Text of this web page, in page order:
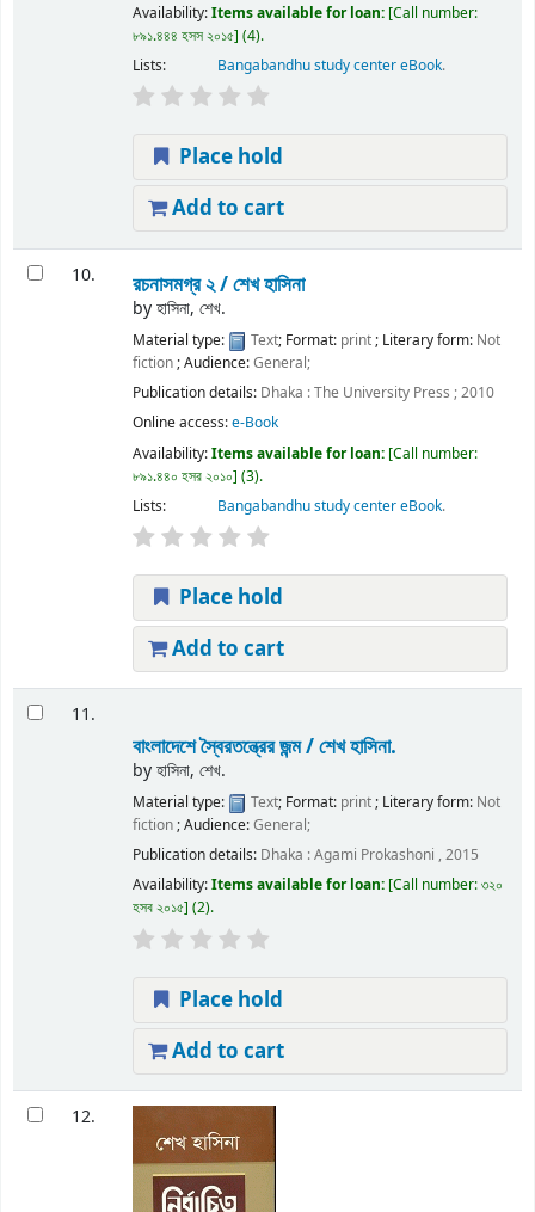
Availability:Items available for loan: Call number:
৮৯১.৪৪৪ হসস ২০১৫ (4).
Lists:
Bangabandhu study center eBook.
Place hold
Add to cart
10. রচনাসমগ্র ২ /শেখ হাসিনা
byহাসিনা, শেখ.
Material type: Text; Format: print; Literary form: Not
fiction; Audience:General;
Publication details: Dhaka :The University Press ;2010
Online access:e-Book
Availability:Items available for loan: Call number:
৮৯১.৪৪০ হসর ২০১০ (3).
Lists:
Bangabandhu study center eBook.
Place hold
Add to cart
11.
বাংলাদেশে স্বৈরতন্ত্রের জন্ম /শেখ হাসিনা.
byহাসিনা, শেখ.
Material type: Text; Format: print; Literary form: Not
fiction; Audience:General;
Publication details: Dhaka :Agami Prokashoni , 2015
Availability:Items available for loan: Call number:৩২০
হসব ২০১৫ (2).
Place hold
Add to cart
12.